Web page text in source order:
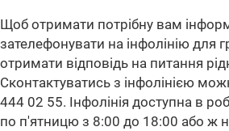
Щоб отримати потрібну вам
зателефонувати на інфолінію для
отримати відповідь на питання
Сконтактуватись з інфолінією
444 02 55. Інфолінія доступна в
по п'ятницю з 8:00 до 18:00 або ж